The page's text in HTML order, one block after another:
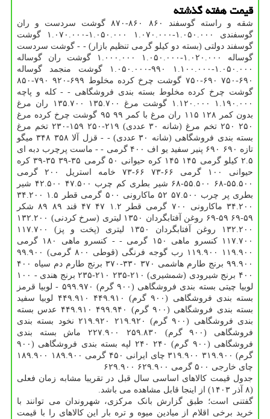
قیمت هفته گذشته
شقه و راسته گوسفند ۸۶۰ ۸۶۰-۸۷۰ گوشت سردست و ران
گوسفندی ۱.۰۵۰.۰۰۰-۱.۰۷۰.۰۰۰ ۱.۰۵۰.۰۰۰-۱.۰۷۰.۰۰۰ گوشت
گوسفند دولتی (بسته دو کیلو گرمی تنظیم بازار) - - گوشت سردست
گوساله ۱.۰۲۰.۰۰۰-۱.۰۵۰.۰۰۰ ۱.۰۰۰.۰۰۰ گوشت ران گوساله
۱.۰۵۰.۰۰۰-۱.۱۰۰.۰۰۰ ۹۹۰-۱.۰۵۰.۰۰۰ گوشت منجمد گوساله
۶۹۰-۷۵۰ ۶۹۰-۷۵۰ گوشت چرخ کرده مخلوط ۶۹۹-۹۲۰ ۷۹۰-۸۵۰
گوشت چرخ کرده مخلوط بسته بندی فروشگاهی - - کله و پاچه
۱.۱۹۰.۰۰۰ ۱.۱۲۰.۰۰۰ گوشت مرغ ۱۳۵.۷۰۰ ۱۳۵.۷۰۰ ران مرغ
بدون کمر ۱۲۸ ۱۱۵ ران مرغ با کمر ۹۹ ۹۵ گوشت چرخ کرده مرغ
۲۵۰ ۲۵۰ تخم مرغ (شانه ۳۰ عددی) ۲۱۹-۲۵۰ ۱۵۹-۲۳۰ تخم مرغ
بسته بندی فروشگاهی (شانه ۳۰ عددی) - - قزل آلا ۳۵۸ ۳۴۸ میگو
تازه ۶۹۰ ۶۹۰ پنیر سفید یو اف ۴۰۰ گرمی - - ماست پرچرب دبه ای
۲.۵ کیلو گرمی ۱۴۵ ۱۴۵ کره حیوانی ۵۰ گرمی ۳۵-۳۹ ۳۵-۳۹ کره
حیوانی ۱۰۰ گرمی ۶۶-۷۳ ۶۶-۷۳ خامه استریل ۲۰۰ گرمی
۵۵.۵۰۰-۶۸ ۵۵.۵۰۰-۶۸ شیر بطری کم چرب ۴۷.۵۰۰ ۴۲.۵۰۰ شیر
بطری پر چرب ۵۷.۵۰۰ ۵۲ ماکارونی ۵۰۰ گرمی قطر ۱.۵ ۳۴.۲۰۰
۳۴.۲۰۰ ماکارونی ۷۰۰ گرمی قطر ۱.۲ ۴۷ ۴۷ قند ۸۹ ۸۹ شکر
۵۹-۶۹ ۵۹-۶۹ روغن آفتابگردان ۱۳۵۰ لیتری (سرخ کردنی) ۱۳۲.۲۰۰
۱۳۲.۲۰۰ روغن آفتابگردان ۱۳۵۰ لیتری (پخت و پز) ۱۱۷.۷۰۰
۱۱۷.۷۰۰ کنسرو ماهی ۱۵۰ گرمی - - کنسرو ماهی ۱۸۰ گرمی
۱۱۹.۹۰۰ ۱۱۹.۹۰۰ رب گوجه فرنگی (قوطی ۸۰۰ گرمی) ۹۹.۹۰۰
۹۹.۹۰۰ برنج طارم هاشمی ۳۷۰ ۳۳۰-۳۷۰ برنج طارم دم سیاه ۴۰۰
۴۰۰ برنج شیرودی (شمشیری) ۲۱۰-۲۳۵ ۲۱۰-۲۳۵ برنج هندی - ۱۰۰
لوبیا چیتی بسته بندی فروشگاهی (۹۰۰ گرم) ۵۹۹.۹۷۰ - لوبیا قرمز
بسته بندی فروشگاهی (۹۰۰ گرم) ۴۴۹.۹۱۰ ۴۴۹.۹۱۰ لوبیا سفید
بسته بندی فروشگاهی (۹۰۰ گرم) ۴۹۹.۹۴۰ ۴۴۹.۹۱۰ عدس بسته
بندی فروشگاهی (۹۰۰ گرم) ۲۱۹.۹۲۰ ۲۱۹.۹۲۰ نخود بسته بندی
فروشگاهی (۹۰۰ گرم) ۲۵۹.۸۳۰ ۲۲۷.۹۰۰ ماش بسته بندی
فروشگاهی (۹۰۰ گرم) ۲۴۰ ۲۴۰ لپه بسته بندی فروشگاهی (۹۰۰
گرم) ۳۱۹.۹۰۰ ۳۱۹.۹۰۰ چای ایرانی ۴۵۰ گرمی ۱۸۹.۹۰۰ ۱۸۹.۹۰۰
چای خارجی ۵۰۰ گرمی ۶۲۹.۹۰۰ ۶۲۹.۹۰۰
جدول قیمت کالاهای اساسی سال قبل در تقریبا مشابه زمان فعلی
(۸ آذر ۱۴۰۳) از اینجا قابل مشاهده می باشد.
گفتنی است؛ طبق گزارش بانک مرکزی، شهروندان می توانند با
خرید برخی اقلام از میادین میوه و تره بار این کالاهای را با قیمت